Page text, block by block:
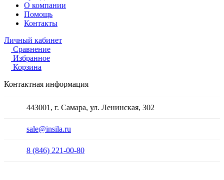
О компании
Помощь
Контакты
Личный кабинет
Сравнение
Избранное
Корзина
Контактная информация
443001, г. Самара, ул. Ленинская, 302
sale@insila.ru
8 (846) 221-00-80